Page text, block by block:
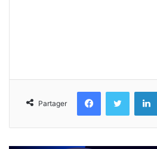
Partager
FacebookTwitter